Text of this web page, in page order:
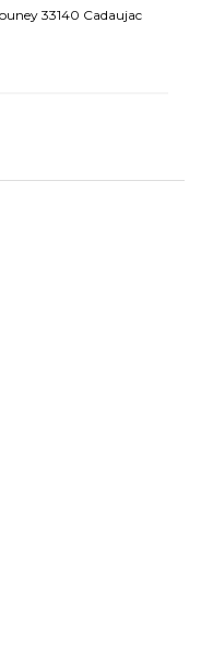
33140 Cadaujac